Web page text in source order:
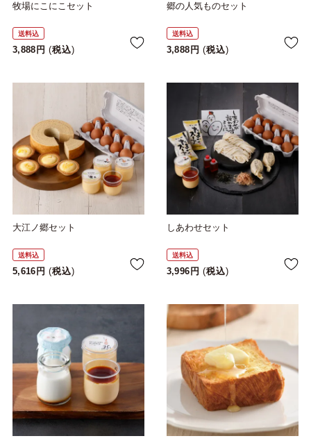
牧場にこにこセット
送料込
3,888 税込
郷の人気ものセット
送料込
3,888 税込
大江ノ郷セット
送料込
5,616 税込
しあわせセット
送料込
3,996 税込